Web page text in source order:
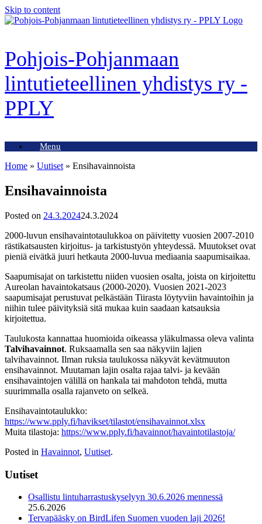
Skip to content
Pohjois-Pohjanmaan
lintutieteellinen yhdistys ry -
PPLY
Menu
Home » Uutiset » Ensihavainnoista
Ensihavainnoista
Posted on 24.3.202424.3.2024
2000-luvun ensihavaintotaulukkoa on päivitetty vuosien 2007-2010
rästikatsausten kirjoitus- ja tarkistustyön yhteydessä. Muutokset ovat
pieniä eivätkä juuri hetkauta 2000-luvua mediaania saapumisaikaa.
Saapumisajat on tarkistettu niiden vuosien osalta, joista on kirjoitettu
Aureolan havaintokatsaus (2000-2020). Vuosien 2021-2023
saapumisajat perustuvat pelkästään Tiirasta löytyviin havaintoihin ja
niihin tulee päivityksiä sitä mukaa kuin saadaan katsauksia
kirjoitettua.
Taulukosta kannattaa huomioida oikeassa yläkulmassa oleva valinta
Talvihavainnot. Ruksaamalla sen saa näkyviin lajien
talvihavainnot. Ilman ruksia taulukossa näkyvät kevätmuuton
ensihavainnot. Muutaman lajin osalta rajaa talvi- ja kevään
ensihavaintojen välillä on hankala tai mahdoton tehdä, mutta
suurimmalla osalla rajanveto on selkeä.
Ensihavaintotaulukko:
https://www.pply.fi/havikset/tilastot/ensihavainnot.xlsx
Muita tilastoja: https://www.pply.fi/havainnot/havaintotilastoja/
Posted in Havainnot, Uutiset.
Uutiset
Osallistu lintuharrastuskyselyyn 30.6.2026 mennessä
25.6.2026
Tervapääsky on BirdLifen Suomen vuoden laji 2026!